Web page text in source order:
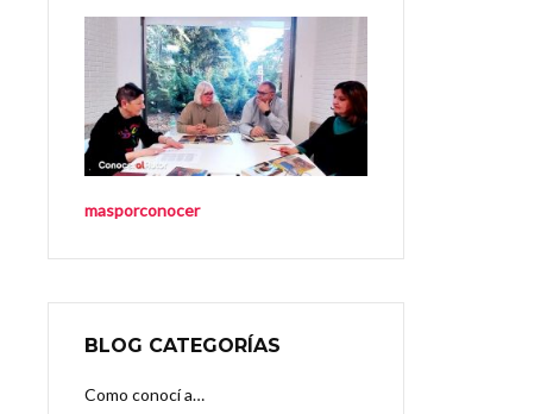
masporconocer
BLOG CATEGORÍAS
Como conocí a…